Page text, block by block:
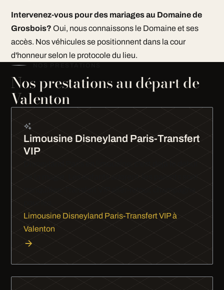
Intervenez-vous pour des mariages au Domaine de
Grosbois? Oui, nous connaissons le Domaine et ses
accès. Nos véhicules se positionnent dans la cour
d'honneur selon le protocole du lieu.
Nos prestations au départ de
Valenton
Limousine Disneyland Paris-Transfert
VIP
de la magie. Les enfants adorent, les parents sont
Limousine Disneyland Paris-Transfert VIP à
Valenton